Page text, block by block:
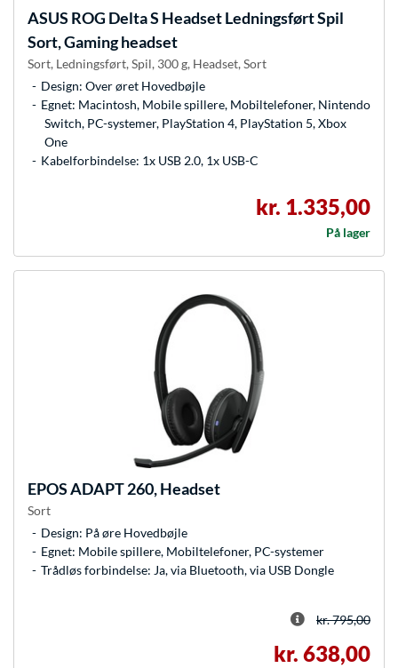
ASUS ROG Delta S Headset Ledningsført Spil
Sort, Gaming headset
Sort, Ledningsført, Spil, 300 g, Headset, Sort
Design: Over øret Hovedbøjle
Egnet: Macintosh, Mobile spillere, Mobiltelefoner, Nintendo
Switch, PC-systemer, PlayStation 4, PlayStation 5, Xbox
One
Kabelforbindelse: 1x USB 2.0, 1x USB-C
kr. 1.335,00
På lager
EPOSADAPT 260, Headset
Sort
Design: På øre Hovedbøjle
Egnet: Mobile spillere, Mobiltelefoner, PC-systemer
Trådløs forbindelse: Ja, via Bluetooth, via USB Dongle
kr. 795,00
kr. 638,00